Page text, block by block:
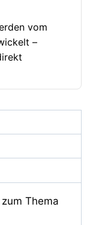
vom
–
zum Thema